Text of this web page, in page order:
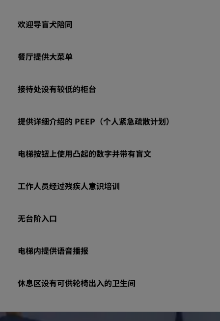
欢迎导盲犬陪同
餐厅提供大菜单
接待处设有较低的柜台
提供详细介绍的 PEEP（个人紧急疏散计划）
电梯按钮上使用凸起的数字并带有盲文
工作人员经过残疾人意识培训
无台阶入口
电梯内提供语音播报
休息区设有可供轮椅出入的卫生间